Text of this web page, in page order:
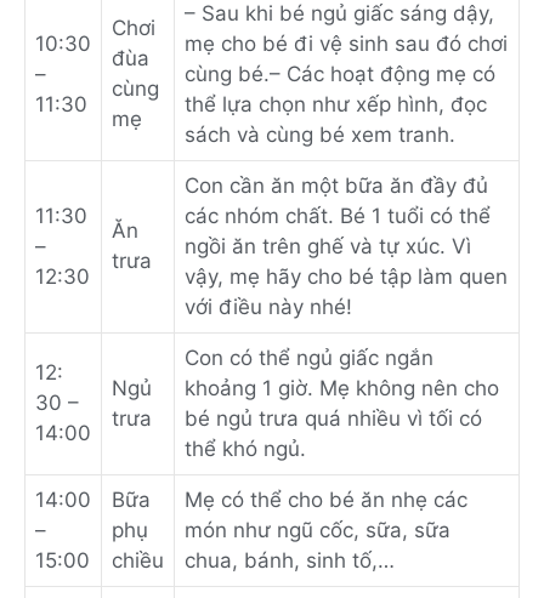
10:30
–
11:30
Chơi
đùa
cùng
mẹ
– Sau khi bé ngủ giấc sáng dậy,
mẹ cho bé đi vệ sinh sau đó chơi
cùng bé.– Các hoạt động mẹ có
thể lựa chọn như xếp hình, đọc
sách và cùng bé xem tranh.
11:30
–
12:30
Ăn
trưa
Con cần ăn một bữa ăn đầy đủ
các nhóm chất. Bé 1 tuổi có thể
ngồi ăn trên ghế và tự xúc. Vì
vậy, mẹ hãy cho bé tập làm quen
với điều này nhé!
12:
30 –
14:00
Ngủ
trưa
Con có thể ngủ giấc ngắn
khoảng 1 giờ. Mẹ không nên cho
bé ngủ trưa quá nhiều vì tối có
thể khó ngủ.
14:00
–
15:00
Bữa
phụ
chiều
Mẹ có thể cho bé ăn nhẹ các
món như ngũ cốc, sữa, sữa
chua, bánh, sinh tố,…